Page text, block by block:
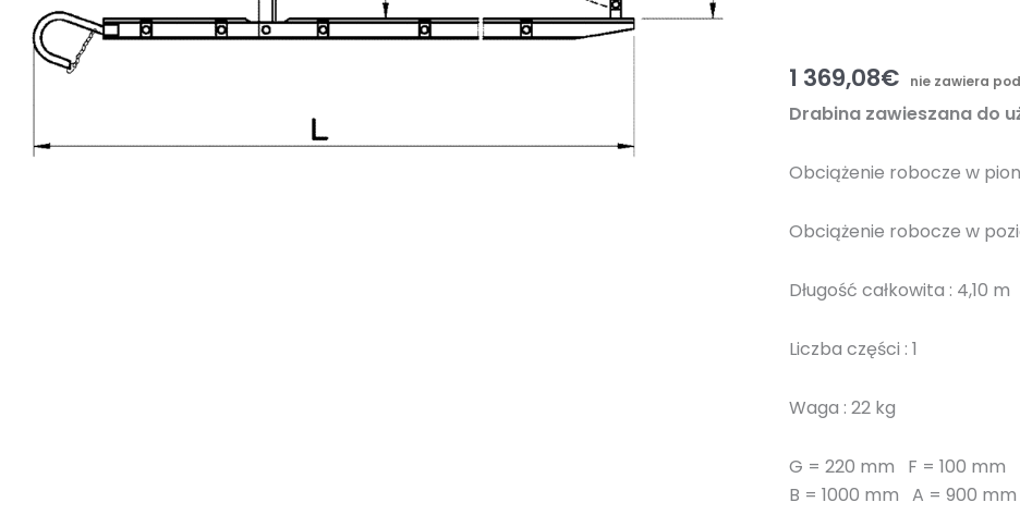
1 369,08€ nie zawiera
Drabina zawieszana do
Obciążenie robocze w
Obciążenie robocze w
Długość całkowita : 4,10 m
Liczba części : 1
Waga : 22 kg
G = 220 mm F = 100 mm
B = 1000 mm A = 900 mm